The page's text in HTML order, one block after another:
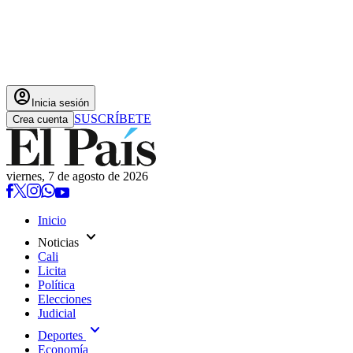
account_circle Inicia sesión
Crea cuenta SUSCRÍBETE
viernes, 7 de agosto de 2026
Inicio
Noticias expand_more
Cali
Licita
Política
Elecciones
Judicial
Deportes expand_more
Economía